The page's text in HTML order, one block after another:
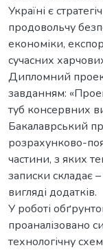
Україні є
продовольчу
економіки,
сучасних
Дипломний
завданням:
туб консервних
Бакалаврський
розрахунково-
частини, з яких
записки складає
вигляді додатків.
У роботі
проаналізовано
технологічну